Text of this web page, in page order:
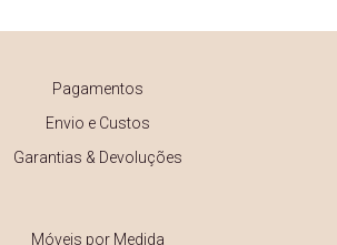
Pagamentos
Envio e Custos
Garantias & Devoluções
Móveis por Medida